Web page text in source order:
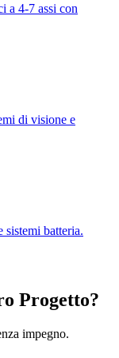
a 4-7 assi con
di visione e
batteria.
Progetto?
impegno.